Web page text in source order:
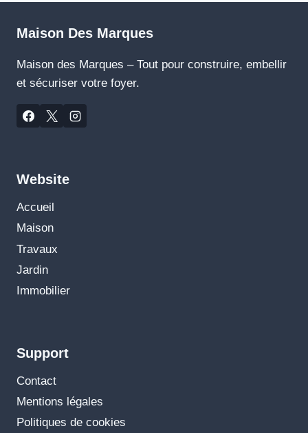
ROSIER
Maison Des Marques
Maison des Marques – Tout pour construire, embellir
et sécuriser votre foyer.
Website
Accueil
Maison
Travaux
Jardin
Immobilier
Support
Contact
Mentions légales
Politiques de cookies